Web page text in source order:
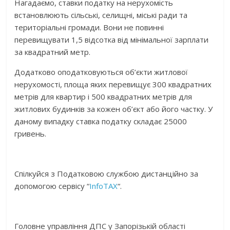
Нагадаємо, ставки податку на нерухомість
встановлюють сільські, селищні, міські ради та
територіальні громади. Вони не повинні
перевищувати 1,5 відсотка від мінімальної зарплати
за квадратний метр.
Додатково оподатковуються об’єкти житлової
нерухомості, площа яких перевищує 300 квадратних
метрів для квартир і 500 квадратних метрів для
житлових будинків за кожен об’єкт або його частку. У
даному випадку ставка податку складає 25000
гривень.
Спілкуйся з Податковою службою дистанційно за
допомогою сервісу “InfoTAX“.
Головне управління ДПС у Запорізькій області